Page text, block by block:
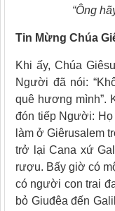
“Ông
Tin Mừng Chúa
Khi ấy, Chúa
Người đã nói:
quê hương mình”.
đón tiếp Người:
làm ở Giêrusalem
trở lại Cana xứ
rượu. Bấy giờ có
có người con trai
bỏ Giuđêa đến